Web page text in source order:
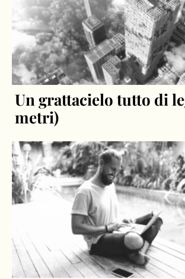
Un grattacielo tutto di
metri)